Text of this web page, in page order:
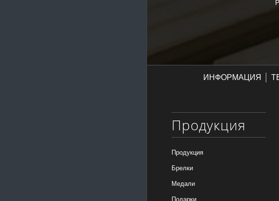
ИНФОРМАЦИЯ
Продукция
Продукция
Брелки
Медали
Подарки